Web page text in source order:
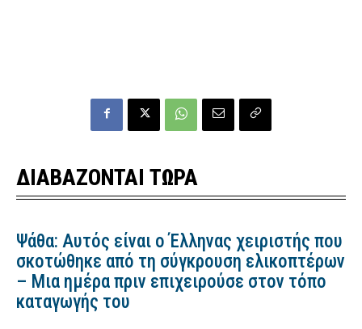
ΔΙΑΒΑΖΟΝΤΑΙ ΤΩΡΑ
Ψάθα: Αυτός είναι ο Έλληνας χειριστής που
σκοτώθηκε από τη σύγκρουση ελικοπτέρων
– Μια ημέρα πριν επιχειρούσε στον τόπο
καταγωγής του